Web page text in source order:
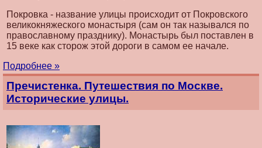
Покровка - название улицы происходит от Покровского
великокняжеского монастыря (сам он так назывался по
православному празднику). Монастырь был поставлен в
15 веке как сторож этой дороги в самом ее начале.
Подробнее »
Пречистенка. Путешествия по Москве.
Исторические улицы.